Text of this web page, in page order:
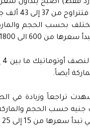
ما بين 43 إلى 49 ألف جنيه.
600 الى 1800 جنيه.
أيضاً.
وما بين 10 إلى 30 ألف جنيه
من 15 إلى 25 ألف جنيه.